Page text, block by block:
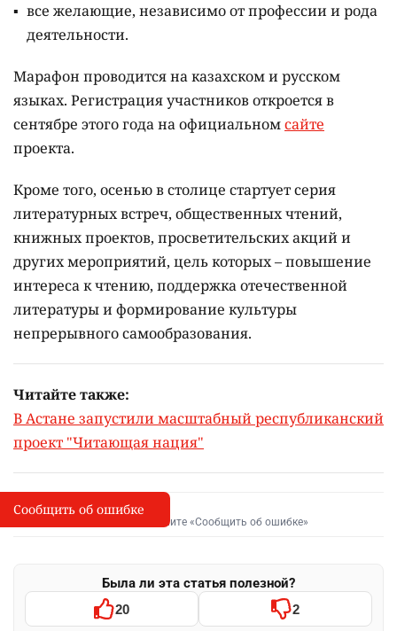
все желающие, независимо от профессии и рода
деятельности.
Марафон проводится на казахском и русском
языках. Регистрация участников откроется в
сентябре этого года на официальномсайте
проекта.
Кроме того, осенью в столице стартует серия
литературных встреч, общественных чтений,
книжных проектов, просветительских акций и
других мероприятий, цель которых –повышение
интереса к чтению, поддержка отечественной
литературы и формирование культуры
непрерывного самообразования.
Читайте также:
В Астане запустили масштабный республиканский
проект "Читающая нация"
I
Сообщить об опечатке
Выделите фрагмент и нажмите «Сообщить об ошибке»
Была ли эта статья полезной?
20 2
Сообщить об ошибке